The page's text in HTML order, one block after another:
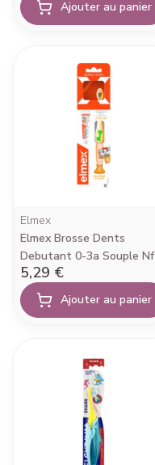
Ajouter au panier
Elmex
Elmex Brosse Dents
Debutant 0-3a Souple Nf
5,29 €
Ajouter au panier